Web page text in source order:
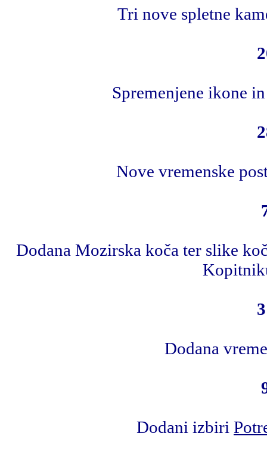
Tri nove spletne
Spremenjene ikone
Nove vremenske
Dodana Mozirska koča ter slike
Dodana
Dodani izbiri